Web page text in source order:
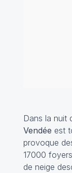
Dans la nuit
Vendée est
provoque
17000
de neige